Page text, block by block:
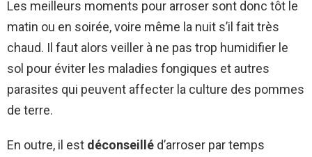
Les meilleurs moments pour arroser sont donc tôt le
matin ou en soirée, voire même la nuit s’il fait très
chaud. Il faut alors veiller à ne pas trop humidifier le
sol pour éviter les maladies fongiques et autres
parasites qui peuvent affecter la culture des pommes
de terre.
En outre, il est déconseillé d’arroser par temps